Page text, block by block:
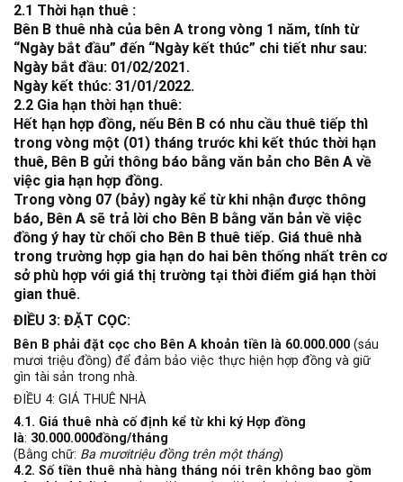
2.1 Thời hạn thuê :
Bên B thuê nhà của bên A trong vòng 1 năm, tính từ
“Ngày bắt đầu” đến “Ngày kết thúc” chi tiết như sau:
Ngày bắt đầu: 01/02/2021.
Ngày kết thúc: 31/01/2022.
2.2 Gia hạn thời hạn thuê:
Hết hạn hợp đồng, nếu Bên B có nhu cầu thuê tiếp thì
trong vòng một (01) tháng trước khi kết thúc thời hạn
thuê, Bên B gửi thông báo bằng văn bản cho Bên A về
việc gia hạn hợp đồng.
Trong vòng 07 (bảy) ngày kể từ khi nhận được thông
báo, Bên A sẽ trả lời cho Bên B bằng văn bản về việc
đồng ý hay từ chối cho Bên B thuê tiếp. Giá thuê nhà
trong trường hợp gia hạn do hai bên thống nhất trên cơ
sở phù hợp với giá thị trường tại thời điểm giá hạn thời
gian thuê.
ĐIỀU 3: ĐẶT CỌC:
Bên B phải đặt cọc cho Bên A khoản tiền là 60.000.000 (sáu
mươi triệu đồng) để đảm bảo việc thực hiện hợp đồng và giữ
gìn tài sản trong nhà.
ĐIỀU 4: GIÁ THUÊ NHÀ
4.1. Giá thuê nhà cố định kể từ khi ký Hợp đồng
là: 30.000.000đồng/tháng
(Bằng chữ: Ba mươitriệu đồng trên một tháng)
4.2. Số tiền thuê nhà hàng tháng nói trên không bao gồm